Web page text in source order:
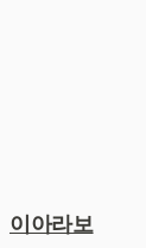
이아라보